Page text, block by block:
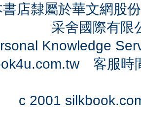
店隸屬於華文網股
采舍國際有
Knowledge
客服時
c 2001